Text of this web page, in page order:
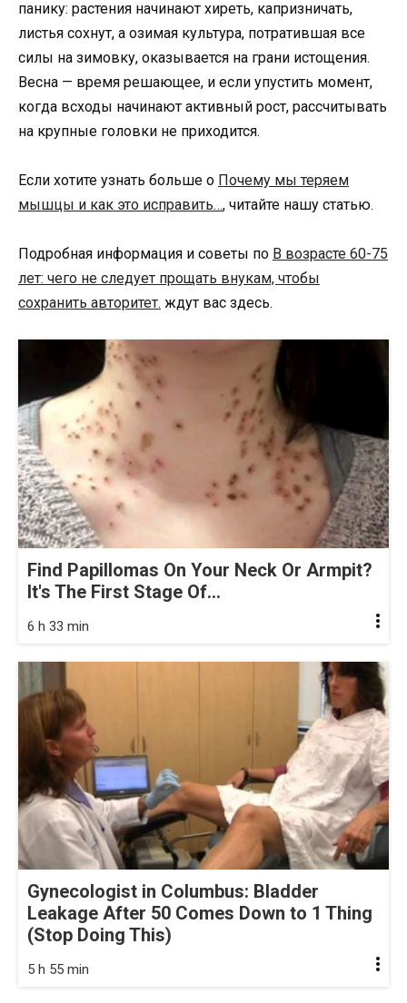
панику: растения начинают хиреть, капризничать,
листья сохнут, а озимая культура, потратившая все
силы на зимовку, оказывается на грани истощения.
Весна — время решающее, и если упустить момент,
когда всходы начинают активный рост, рассчитывать
на крупные головки не приходится.
Если хотите узнать больше о Почему мы теряем
мышцы и как это исправить…, читайте нашу статью.
Подробная информация и советы по В возрасте 60-75
лет: чего не следует прощать внукам, чтобы
сохранить авторитет. ждут вас здесь.
Find Papillomas On Your Neck Or Armpit?
It's The First Stage Of...
6 h 33 min
Gynecologist in Columbus: Bladder
Leakage After 50 Comes Down to 1 Thing
(Stop Doing This)
5 h 55 min